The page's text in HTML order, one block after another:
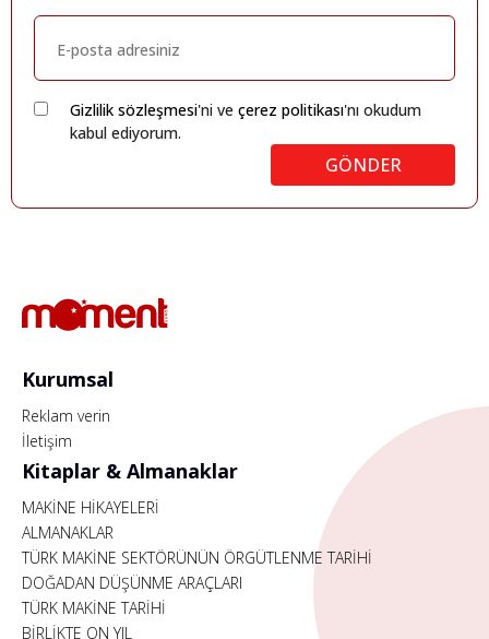
Gizlilik sözleşmesi'ni ve çerez politikası'nı okudum
kabul ediyorum.
GÖNDER
Kurumsal
Reklam verin
İletişim
Kitaplar & Almanaklar
MAKİNE HİKAYELERİ
ALMANAKLAR
TÜRK MAKİNE SEKTÖRÜNÜN ÖRGÜTLENME TARİHİ
DOĞADAN DÜŞÜNME ARAÇLARI
TÜRK MAKİNE TARİHİ
BİRLİKTE ON YIL